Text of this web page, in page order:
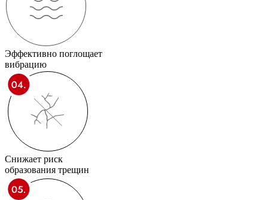
Эффективно поглощает
вибрацию
Снижает риск
образования трещин